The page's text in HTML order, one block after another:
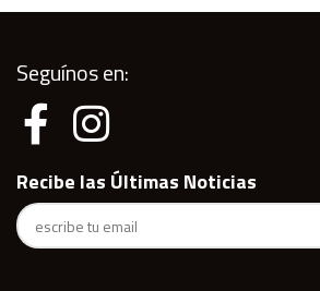
Seguínos en:
Recibe las Últimas Noticias